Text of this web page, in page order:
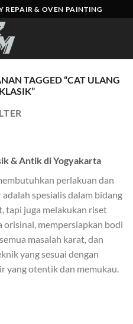
REPAIR & OVEN PAINTING
TAGGED “CAT ULANG
& Antik di Yogyakarta
perlakuan dan
spesialis dalam bidang
tapi juga melakukan riset
mempersiapkan bodi
masalah karat, dan
yang sesuai dengan
yang otentik dan memukau.